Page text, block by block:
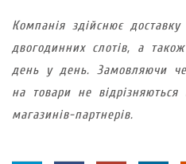
Компанія здійснює
двогодинних слотів, а
день у день. Замовляючи
на товари не
магазинів-партнерів.